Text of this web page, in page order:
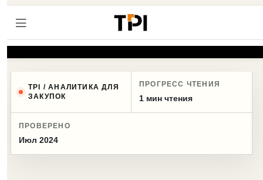
TPI / АНАЛИТИКА ДЛЯ
ЗАКУПОК
ПРОГРЕСС ЧТЕНИЯ
1 мин чтения
ПРОВЕРЕНО
Июл 2024